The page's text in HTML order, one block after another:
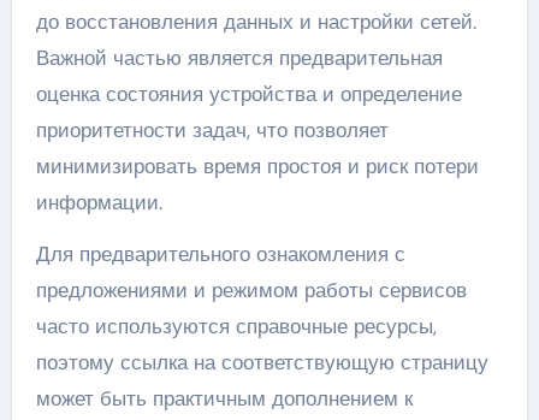
до восстановления данных и настройки сетей.
Важной частью является предварительная
оценка состояния устройства и определение
приоритетности задач, что позволяет
минимизировать время простоя и риск потери
информации.
Для предварительного ознакомления с
предложениями и режимом работы сервисов
часто используются справочные ресурсы,
поэтому ссылка на соответствующую страницу
может быть практичным дополнением к